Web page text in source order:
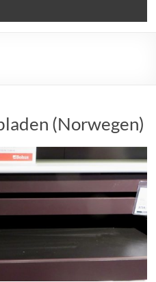
(Norwegen)